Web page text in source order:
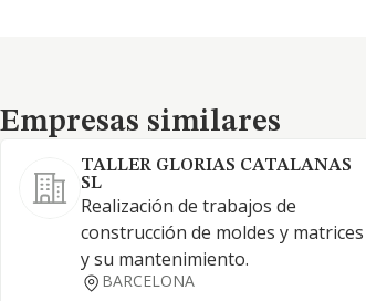
Empresas similares
Empresas similares
TALLER GLORIAS CATALANAS
SL
Realización de trabajos de
construcción de moldes y matrices
y su mantenimiento.
BARCELONA